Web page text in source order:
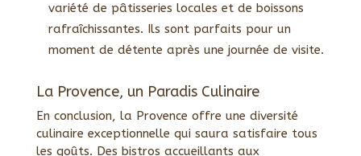
variété de pâtisseries locales et de boissons
rafraîchissantes. Ils sont parfaits pour un
moment de détente après une journée de visite.
La Provence, un Paradis Culinaire
En conclusion, la Provence offre une diversité
culinaire exceptionnelle qui saura satisfaire tous
les goûts. Des bistros accueillants aux